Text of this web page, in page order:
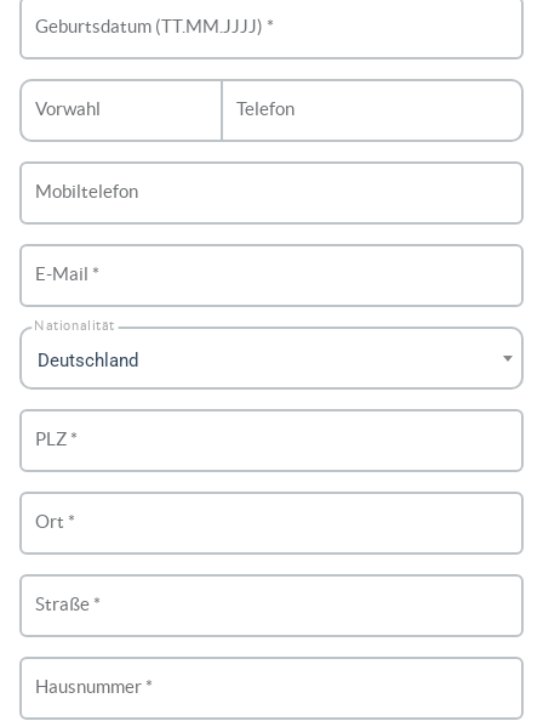
Geburtsdatum (TT.MM.JJJJ) *
Vorwahl Telefon
Mobiltelefon
E-Mail *
Deutschland
Nationalität
PLZ *
Ort *
Straße *
Hausnummer *